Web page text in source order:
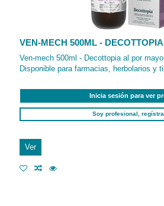
VEN-MECH 500ML - DECOTTOPIA
Ven-mech 500ml - Decottopia al por
Disponible para farmacias, herbolarios y
Inicia sesión para ver
Soy profesional,
Ver